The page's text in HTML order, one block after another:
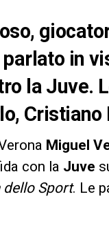
in
la Juve.
Cristiano
Miguel
con la Juve
dello Sport. Le